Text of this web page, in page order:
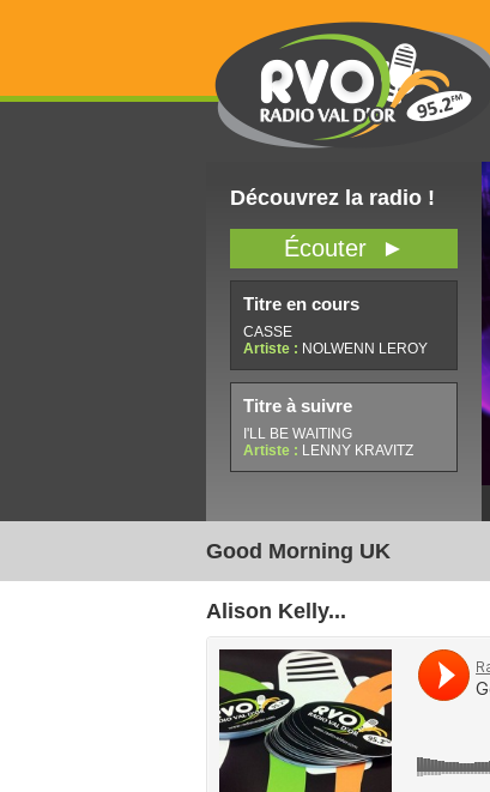
Découvrez la radio !
Écouter ►
Titre en cours
CASSE
Artiste : NOLWENN LEROY
Titre à suivre
I'LL BE WAITING
Artiste : LENNY KRAVITZ
Good Morning UK
Alison Kelly...